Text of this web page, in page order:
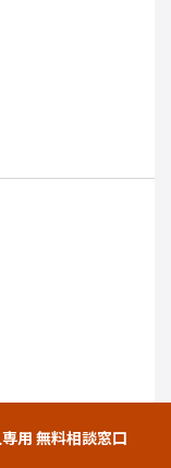
用 無料相談窓口